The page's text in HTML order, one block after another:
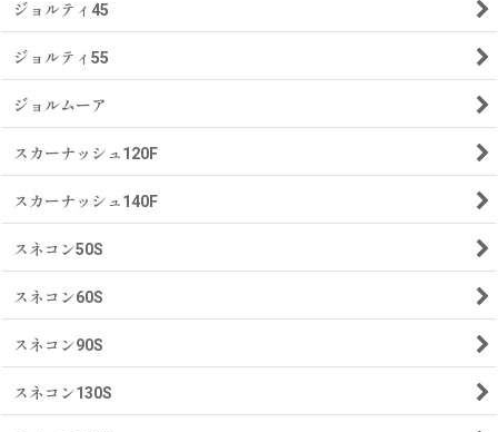
ジョルティ45
ジョルティ55
ジョルムーア
スカーナッシュ120F
スカーナッシュ140F
スネコン50S
スネコン60S
スネコン90S
スネコン130S